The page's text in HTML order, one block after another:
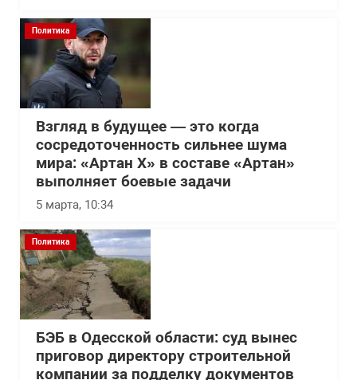
Политика
Взгляд в будущее — это когда
сосредоточенность сильнее шума
мира: «Артан Х» в составе «Артан»
выполняет боевые задачи
5 марта, 10:34
Политика
БЭБ в Одесской области: суд вынес
приговор директору строительной
компании за подделку документов